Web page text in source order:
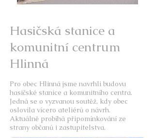
Hasičská stanice a
komunitní centrum
Hlinná
Pro obec Hlinná jsme navrhli budovu
hasičské stanice a komunitního centra.
Jedná se o vyzvanou soutěž, kdy obec
oslovila vícero ateliérů o návrh.
Aktuálně probíhá připomínkování ze
strany občanů i zastupitelstva.